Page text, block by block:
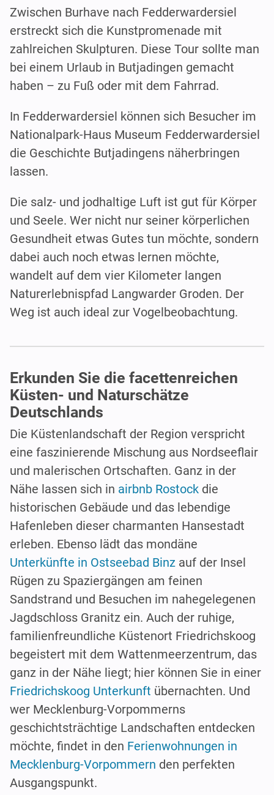
Zwischen Burhave nach Fedderwardersiel
erstreckt sich die Kunstpromenade mit
zahlreichen Skulpturen. Diese Tour sollte man
bei einem Urlaub in Butjadingen gemacht
haben – zu Fuß oder mit dem Fahrrad.
In Fedderwardersiel können sich Besucher im
Nationalpark-Haus Museum Fedderwardersiel
die Geschichte Butjadingens näherbringen
lassen.
Die salz- und jodhaltige Luft ist gut für Körper
und Seele. Wer nicht nur seiner körperlichen
Gesundheit etwas Gutes tun möchte, sondern
dabei auch noch etwas lernen möchte,
wandelt auf dem vier Kilometer langen
Naturerlebnispfad Langwarder Groden. Der
Weg ist auch ideal zur Vogelbeobachtung.
Erkunden Sie die facettenreichen
Küsten- und Naturschätze
Deutschlands
Die Küstenlandschaft der Region verspricht
eine faszinierende Mischung aus Nordseeflair
und malerischen Ortschaften. Ganz in der
Nähe lassen sich in airbnb Rostock die
historischen Gebäude und das lebendige
Hafenleben dieser charmanten Hansestadt
erleben. Ebenso lädt das mondäne
Unterkünfte in Ostseebad Binz auf der Insel
Rügen zu Spaziergängen am feinen
Sandstrand und Besuchen im nahegelegenen
Jagdschloss Granitz ein. Auch der ruhige,
familienfreundliche Küstenort Friedrichskoog
begeistert mit dem Wattenmeerzentrum, das
ganz in der Nähe liegt; hier können Sie in einer
Friedrichskoog Unterkunft übernachten. Und
wer Mecklenburg-Vorpommerns
geschichtsträchtige Landschaften entdecken
möchte, findet in den Ferienwohnungen in
Mecklenburg-Vorpommern den perfekten
Ausgangspunkt.